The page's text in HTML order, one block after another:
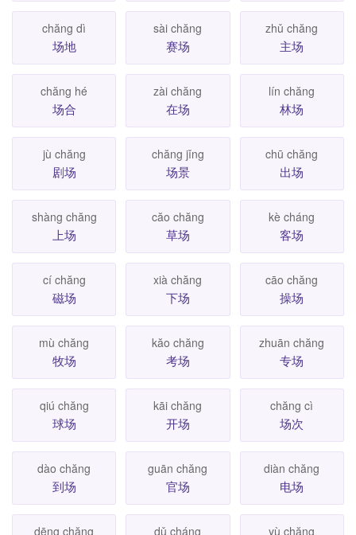
chăng dì
场地
sài chăng
赛场
zhǔ chăng
主场
chăng hé
场合
zài chăng
在场
lín chăng
林场
jù chăng
剧场
chăng jǐng
场景
chū chăng
出场
shàng chăng
上场
căo chăng
草场
kè cháng
客场
cí chăng
磁场
xià chăng
下场
cāo chăng
操场
mù chăng
牧场
kăo chăng
考场
zhuān chăng
专场
qiú chăng
球场
kāi chăng
开场
chăng cì
场次
dào chăng
到场
guān chăng
官场
diàn chăng
电场
dēng chăng dǔ cháng yù chăng